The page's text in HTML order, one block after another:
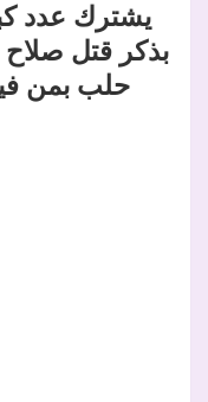
يشترك عدد
بذكر قتل
حلب بمن